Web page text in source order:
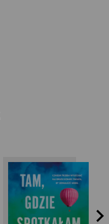
Paige Toon